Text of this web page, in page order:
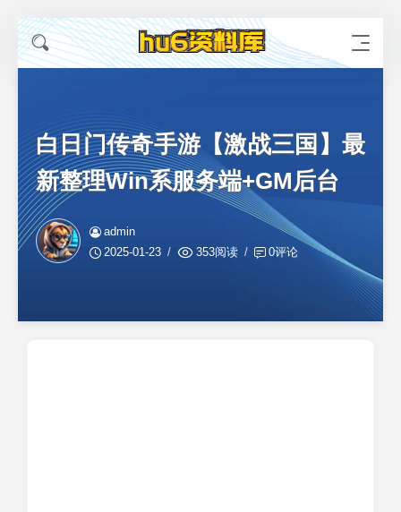
白日门传奇手游【激战三国】最
新整理Win系服务端+GM后台
admin
2025-01-23
353阅读 0评论